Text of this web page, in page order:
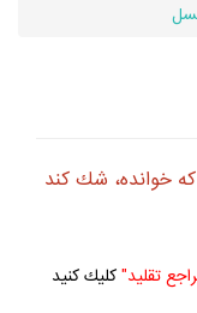
خوانده، شك كند
تقليد"كليك كنيد